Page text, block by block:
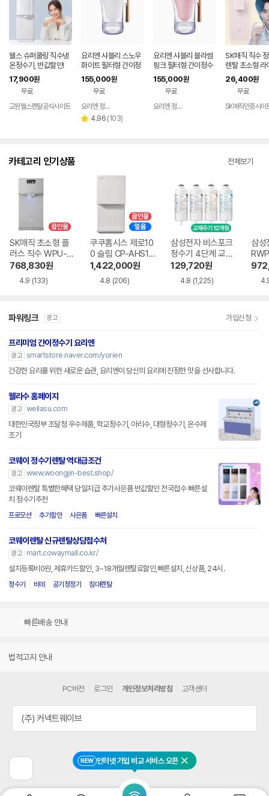
NEW 인터넷 가입 비교 서비스 오픈 닫기
웰스 슈퍼쿨링 직수냉
온정수기, 반값할인!
17,900원
무료
교원웰스렌탈공식사이트
요리엔 샤블리 스노우
화이트 필터형 간이정
수기 ( 필터 1개 포함)
155,000원
무료
페이
요리엔 정수기 공식몰
별 4.96 리
(103)
요리엔 샤블리 블라썸
핑크 필터형 간이정수
기 ( 필터 1개 포함)
155,000원
무료
요리엔 정수기 공식몰
SK매직 직수
렌탈 초소형 라
PU-JAC125S
용 미네랄 추천
니 냉온 100도
스 데스크탑
26,400원
무료
SK매직인증사이
카테고리 인기상품 전체보기
SK매직 초소형 플
러스 직수 WPU-J
AC115SNS
768,830원
4.9 (133)
쿠쿠홈시스 제로10
0 슬림 CP-AHS10
0HEW
1,422,000원
4.8 (206)
삼성전자 비스포크
정수기 4단계 교체
용 정수필터 HAF-
HIN
129,720원
4.8 (1,225)
삼성
파워링크 광고 가입신청
프리미엄 간이정수기 요리엔
광고 smartstore.naver.com/yorien
건강한 요리를 위한 새로운 습관, 요리엔이 당신의 요리에 진정한 맛을 선사합니다.
웰라수 홈페이지
광고 wellasu.com
대한민국정부 조달청 우수제품, 학교정수기, 아리수, 대형정수기, 온수제
조기
코웨이 정수기렌탈 역대급조건
광고 www.woongjin-best.shop/
코웨이렌탈 특별한혜택 당일지급 추가사은품 반값할인 전국접수 빠른설
치 정수기추천
프로모션 추가할인 사은품 빠른설치
코웨이렌탈 신규렌탈상담접수처
광고
mart.cowaymall.co.kr/
설치등록비0원, 제휴카드할인, 3~18개월렌탈료할인,빠른설치, 신상품, 24시.
정수기 비데 공기청정기 침대렌탈
빠른배송 안내
법적고지 안내
전
페
PC버전 로그인 개인정보처리방침 고객센터
(주) 커넥트웨이브